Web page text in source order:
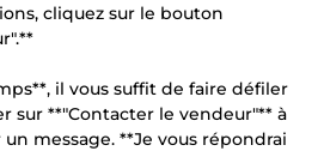
cliquez sur le bouton
il vous suffit de faire défiler
sur **"Contacter le vendeur"** à
message. **Je vous répondrai